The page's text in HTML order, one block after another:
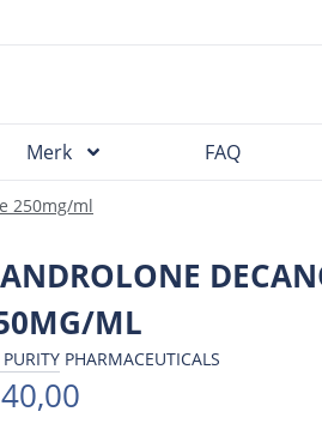
Merk FAQ
250mg/ml
ML
PHARMACEUTICALS
40,00